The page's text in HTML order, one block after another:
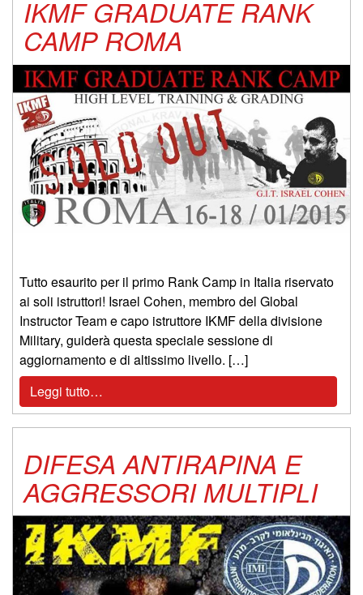
IKMF GRADUATE RANK
CAMP ROMA
Tutto esaurito per il primo Rank Camp in Italia riservato
ai soli istruttori! Israel Cohen, membro del Global
Instructor Team e capo istruttore IKMF della divisione
Military, guiderà questa speciale sessione di
aggiornamento e di altissimo livello. […]
Leggi tutto…
DIFESA ANTIRAPINA E
AGGRESSORI MULTIPLI